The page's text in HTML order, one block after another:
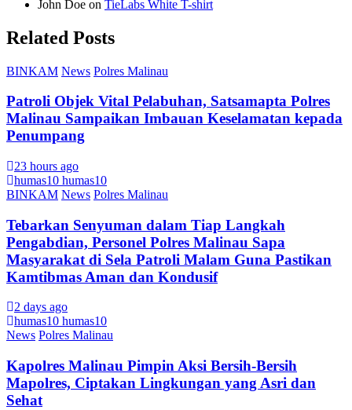
John Doe on TieLabs White T-shirt
Related Posts
BINKAM News Polres Malinau
Patroli Objek Vital Pelabuhan, Satsamapta Polres
Malinau Sampaikan Imbauan Keselamatan kepada
Penumpang
23 hours ago
humas10 humas10
BINKAM News Polres Malinau
Tebarkan Senyuman dalam Tiap Langkah
Pengabdian, Personel Polres Malinau Sapa
Masyarakat di Sela Patroli Malam Guna Pastikan
Kamtibmas Aman dan Kondusif
2 days ago
humas10 humas10
News Polres Malinau
Kapolres Malinau Pimpin Aksi Bersih-Bersih
Mapolres, Ciptakan Lingkungan yang Asri dan
Sehat